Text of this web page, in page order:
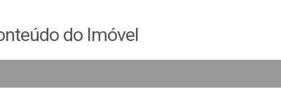
será entregue totalmente mobiliada e equipada pela
do Imóvel